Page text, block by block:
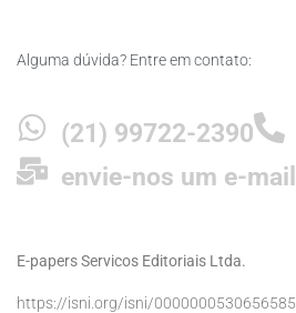
Alguma dúvida? Entre em contato:
(21) 99722-2390
envie-nos um e-mail
E-papers Servicos Editoriais Ltda.
https://isni.org/isni/0000000530656585